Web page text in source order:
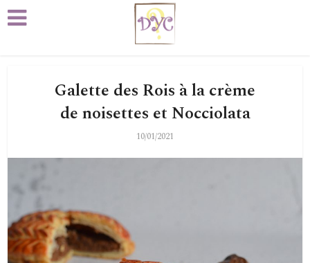
Galette des Rois à la crème
de noisettes et Nocciolata
10/01/2021